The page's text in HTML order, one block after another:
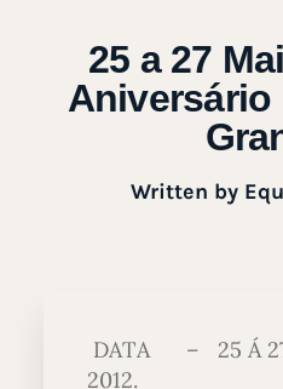
25 a 27
Aniversário
Written by
DATA – 25 Á 27
2012.